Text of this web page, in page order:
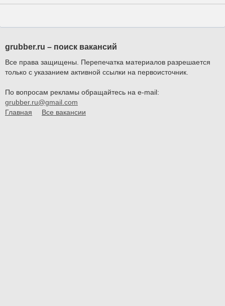
grubber.ru – поиск вакансий
Все права защищены. Перепечатка материалов разрешается
только с указанием активной ссылки на первоисточник.
По вопросам рекламы обращайтесь на e-mail:
grubber.ru@gmail.com
Главная
Все вакансии